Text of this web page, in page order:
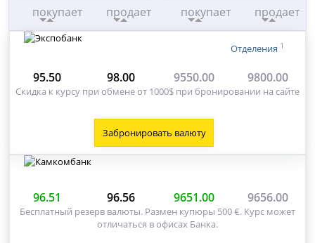
покупает продает покупает продает
Отделения 1
95.50 98.00 9550.00 9800.00
Скидка к курсу при обмене от 1000$ при бронировании на сайте
Забронировать валюту
96.51 96.56 9651.00 9656.00
Бесплатный резерв валюты. Размен купюры 500 €. Курс может
отличаться в офисах Банка.